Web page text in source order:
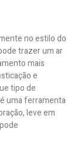
no estilo do
trazer um ar
mais
e
tipo de
uma ferramenta
leve em